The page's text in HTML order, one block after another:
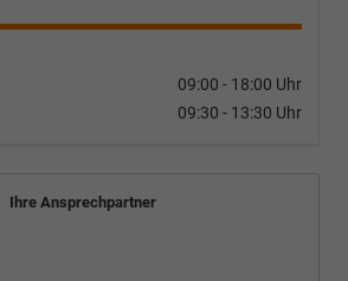
09:00 - 18:00 Uhr
09:30 - 13:30 Uhr
Ihre Ansprechpartner